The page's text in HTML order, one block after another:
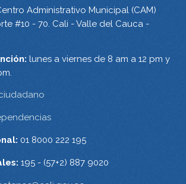
Administrativo Municipal (CAM)
#10 - 70. Cali - Valle del Cauca -
lunes a viernes de 8 am a 12 pm y
01 8000 222 195
195 - (57+2) 887 9020